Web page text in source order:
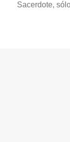
Sacerdote,